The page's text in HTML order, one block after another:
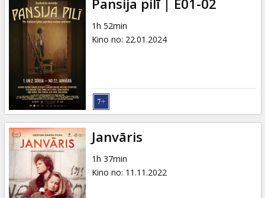
1h 52min
Kino no: 22.01.2024
Janvāris
1h 37min
Kino no: 11.11.2022